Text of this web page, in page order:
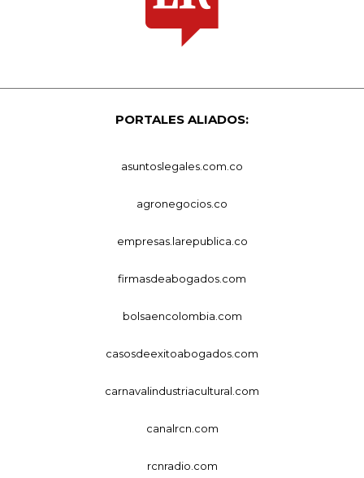
PORTALES ALIADOS:
asuntoslegales.com.co
agronegocios.co
empresas.larepublica.co
firmasdeabogados.com
bolsaencolombia.com
casosdeexitoabogados.com
carnavalindustriacultural.com
canalrcn.com
rcnradio.com